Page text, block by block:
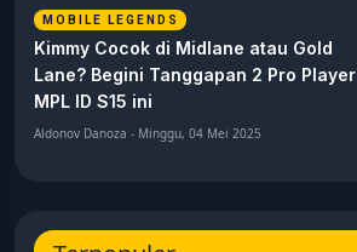
MOBILE LEGENDS
Kimmy Cocok di Midlane atau Gold
Lane? Begini Tanggapan 2 Pro Player
MPL ID S15 ini
Aldonov Danoza - Minggu, 04 Mei 2025